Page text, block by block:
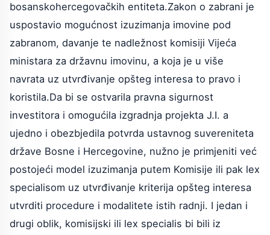
bosanskohercegovačkih entiteta.Zakon o zabrani je
uspostavio mogućnost izuzimanja imovine pod
zabranom, davanje te nadležnost komisiji Vijeća
ministara za državnu imovinu, a koja je u više
navrata uz utvrđivanje opšteg interesa to pravo i
koristila.Da bi se ostvarila pravna sigurnost
investitora i omogućila izgradnja projekta J.I. a
ujedno i obezbjedila potvrda ustavnog suvereniteta
države Bosne i Hercegovine, nužno je primjeniti već
postojeći model izuzimanja putem Komisije ili pak lex
specialisom uz utvrđivanje kriterija opšteg interesa
utvrditi procedure i modalitete istih radnji. I jedan i
drugi oblik, komisijski ili lex specialis bi bili iz